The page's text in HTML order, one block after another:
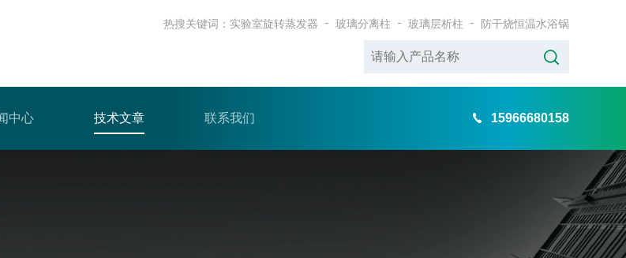
热搜关键词： 实验室旋转蒸发器 玻璃分离柱 玻璃层析柱 防干烧恒温水浴锅
中心 技术文章 联系我们 15966680158